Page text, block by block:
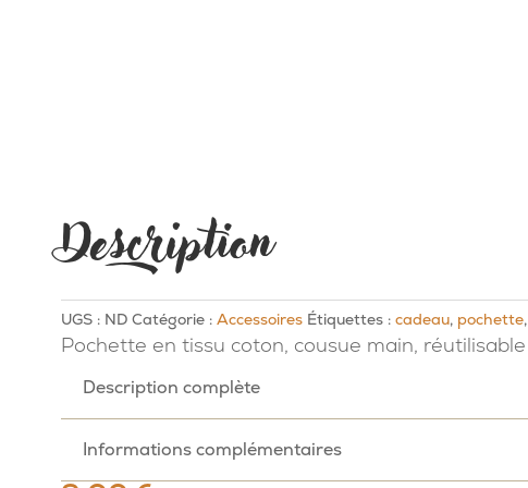
Description
UGS : ND Catégorie : Accessoires Étiquettes : cadeau, pochette,
Pochette en tissu coton, cousue main, réutilisable
Description complète
Informations complémentaires